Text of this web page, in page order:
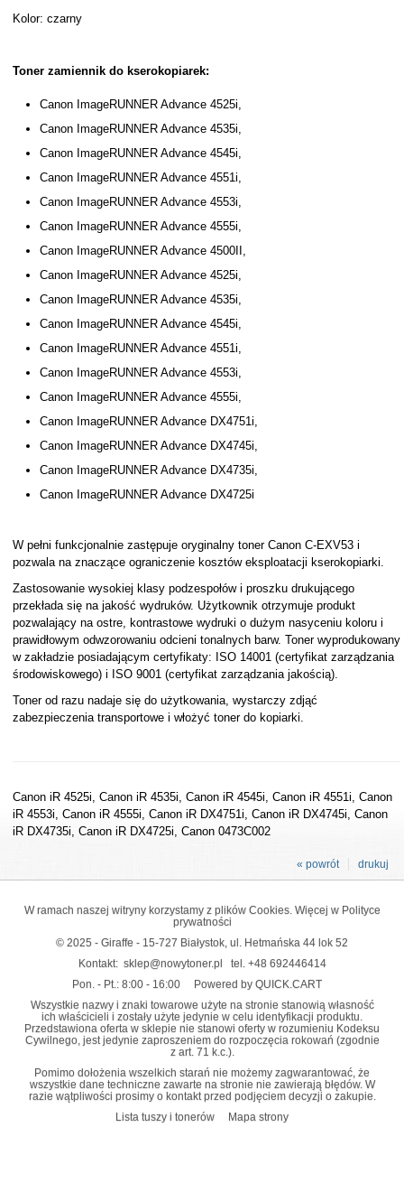
Kolor: czarny
Toner zamiennik do kserokopiarek:
Canon ImageRUNNER Advance 4525i,
Canon ImageRUNNER Advance 4535i,
Canon ImageRUNNER Advance 4545i,
Canon ImageRUNNER Advance 4551i,
Canon ImageRUNNER Advance 4553i,
Canon ImageRUNNER Advance 4555i,
Canon ImageRUNNER Advance 4500II,
Canon ImageRUNNER Advance 4525i,
Canon ImageRUNNER Advance 4535i,
Canon ImageRUNNER Advance 4545i,
Canon ImageRUNNER Advance 4551i,
Canon ImageRUNNER Advance 4553i,
Canon ImageRUNNER Advance 4555i,
Canon ImageRUNNER Advance DX4751i,
Canon ImageRUNNER Advance DX4745i,
Canon ImageRUNNER Advance DX4735i,
Canon ImageRUNNER Advance DX4725i
W pełni funkcjonalnie zastępuje oryginalny toner Canon C-EXV53 i
pozwala na znaczące ograniczenie kosztów eksploatacji kserokopiarki.
Zastosowanie wysokiej klasy podzespołów i proszku drukującego
przekłada się na jakość wydruków. Użytkownik otrzymuje produkt
pozwalający na ostre, kontrastowe wydruki o dużym nasyceniu koloru i
prawidłowym odwzorowaniu odcieni tonalnych barw. Toner wyprodukowany
w zakładzie posiadającym certyfikaty: ISO 14001 (certyfikat zarządzania
środowiskowego) i ISO 9001 (certyfikat zarządzania jakością).
Toner od razu nadaje się do użytkowania, wystarczy zdjąć
zabezpieczenia transportowe i włożyć toner do kopiarki.
Canon iR 4525i, Canon iR 4535i, Canon iR 4545i, Canon iR 4551i, Canon
iR 4553i, Canon iR 4555i, Canon iR DX4751i, Canon iR DX4745i, Canon
iR DX4735i, Canon iR DX4725i, Canon 0473C002
drukuj
« powrót
W ramach naszej witryny korzystamy z plików Cookies. Więcej w Polityce
prywatności
© 2025 - Giraffe - 15-727 Białystok, ul. Hetmańska 44 lok 52
Kontakt: sklep@nowytoner.pl tel. +48 692446414
Pon. - Pt.: 8:00 - 16:00
Powered by QUICK.CART
Wszystkie nazwy i znaki towarowe użyte na stronie stanowią własność
ich właścicieli i zostały użyte jedynie w celu identyfikacji produktu.
Przedstawiona oferta w sklepie nie stanowi oferty w rozumieniu Kodeksu
Cywilnego, jest jedynie zaproszeniem do rozpoczęcia rokowań (zgodnie
z art. 71 k.c.).
Pomimo dołożenia wszelkich starań nie możemy zagwarantować, że
wszystkie dane techniczne zawarte na stronie nie zawierają błędów. W
razie wątpliwości prosimy o kontakt przed podjęciem decyzji o zakupie.
Lista tuszy i tonerów
Mapa strony